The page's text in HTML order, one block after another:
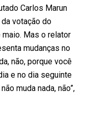
Carlos Marun
votação do
Mas o relator
mudanças no
não, porque você
e no dia seguinte
muda nada, não”,